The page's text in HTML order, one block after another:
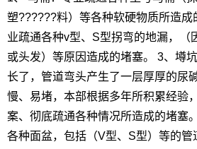
塑??????料）等各种软硬物质所造成
业疏通各种v型、S型拐弯的地漏，（
或头发）等原因造成的堵塞。 3、墫
长了，管道弯头产生了一层厚厚的尿
慢、易堵，本部根据多年所积累经验
案、彻底疏通各种情况所造成的堵塞
各种面盆，包括（V型、S型）等的管